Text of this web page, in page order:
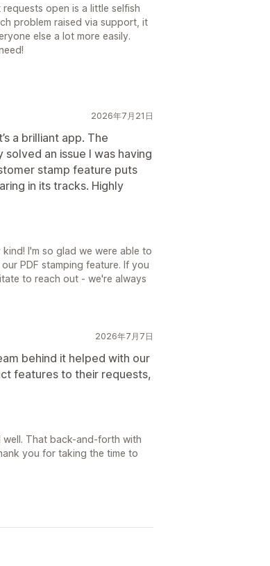
open is a little selfish
problem raised via support, it
else a lot more easily.
2026年7月21日
a brilliant app. The
an issue I was having
stamp feature puts
in its tracks. Highly
I'm so glad we were able to
PDF stamping feature. If you
to reach out - we're always
2026年7月7日
behind it helped with our
features to their requests,
well. That back-and-forth with
you for taking the time to